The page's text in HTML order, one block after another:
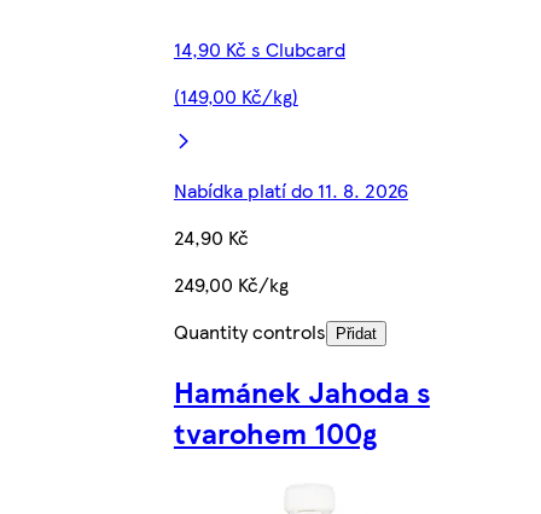
14,90 Kč s Clubcard
(149,00 Kč/kg)
Nabídka platí do 11. 8. 2026
24,90 Kč
249,00 Kč/kg
Quantity controls
Přidat
Hamánek Jahoda s
tvarohem 100g